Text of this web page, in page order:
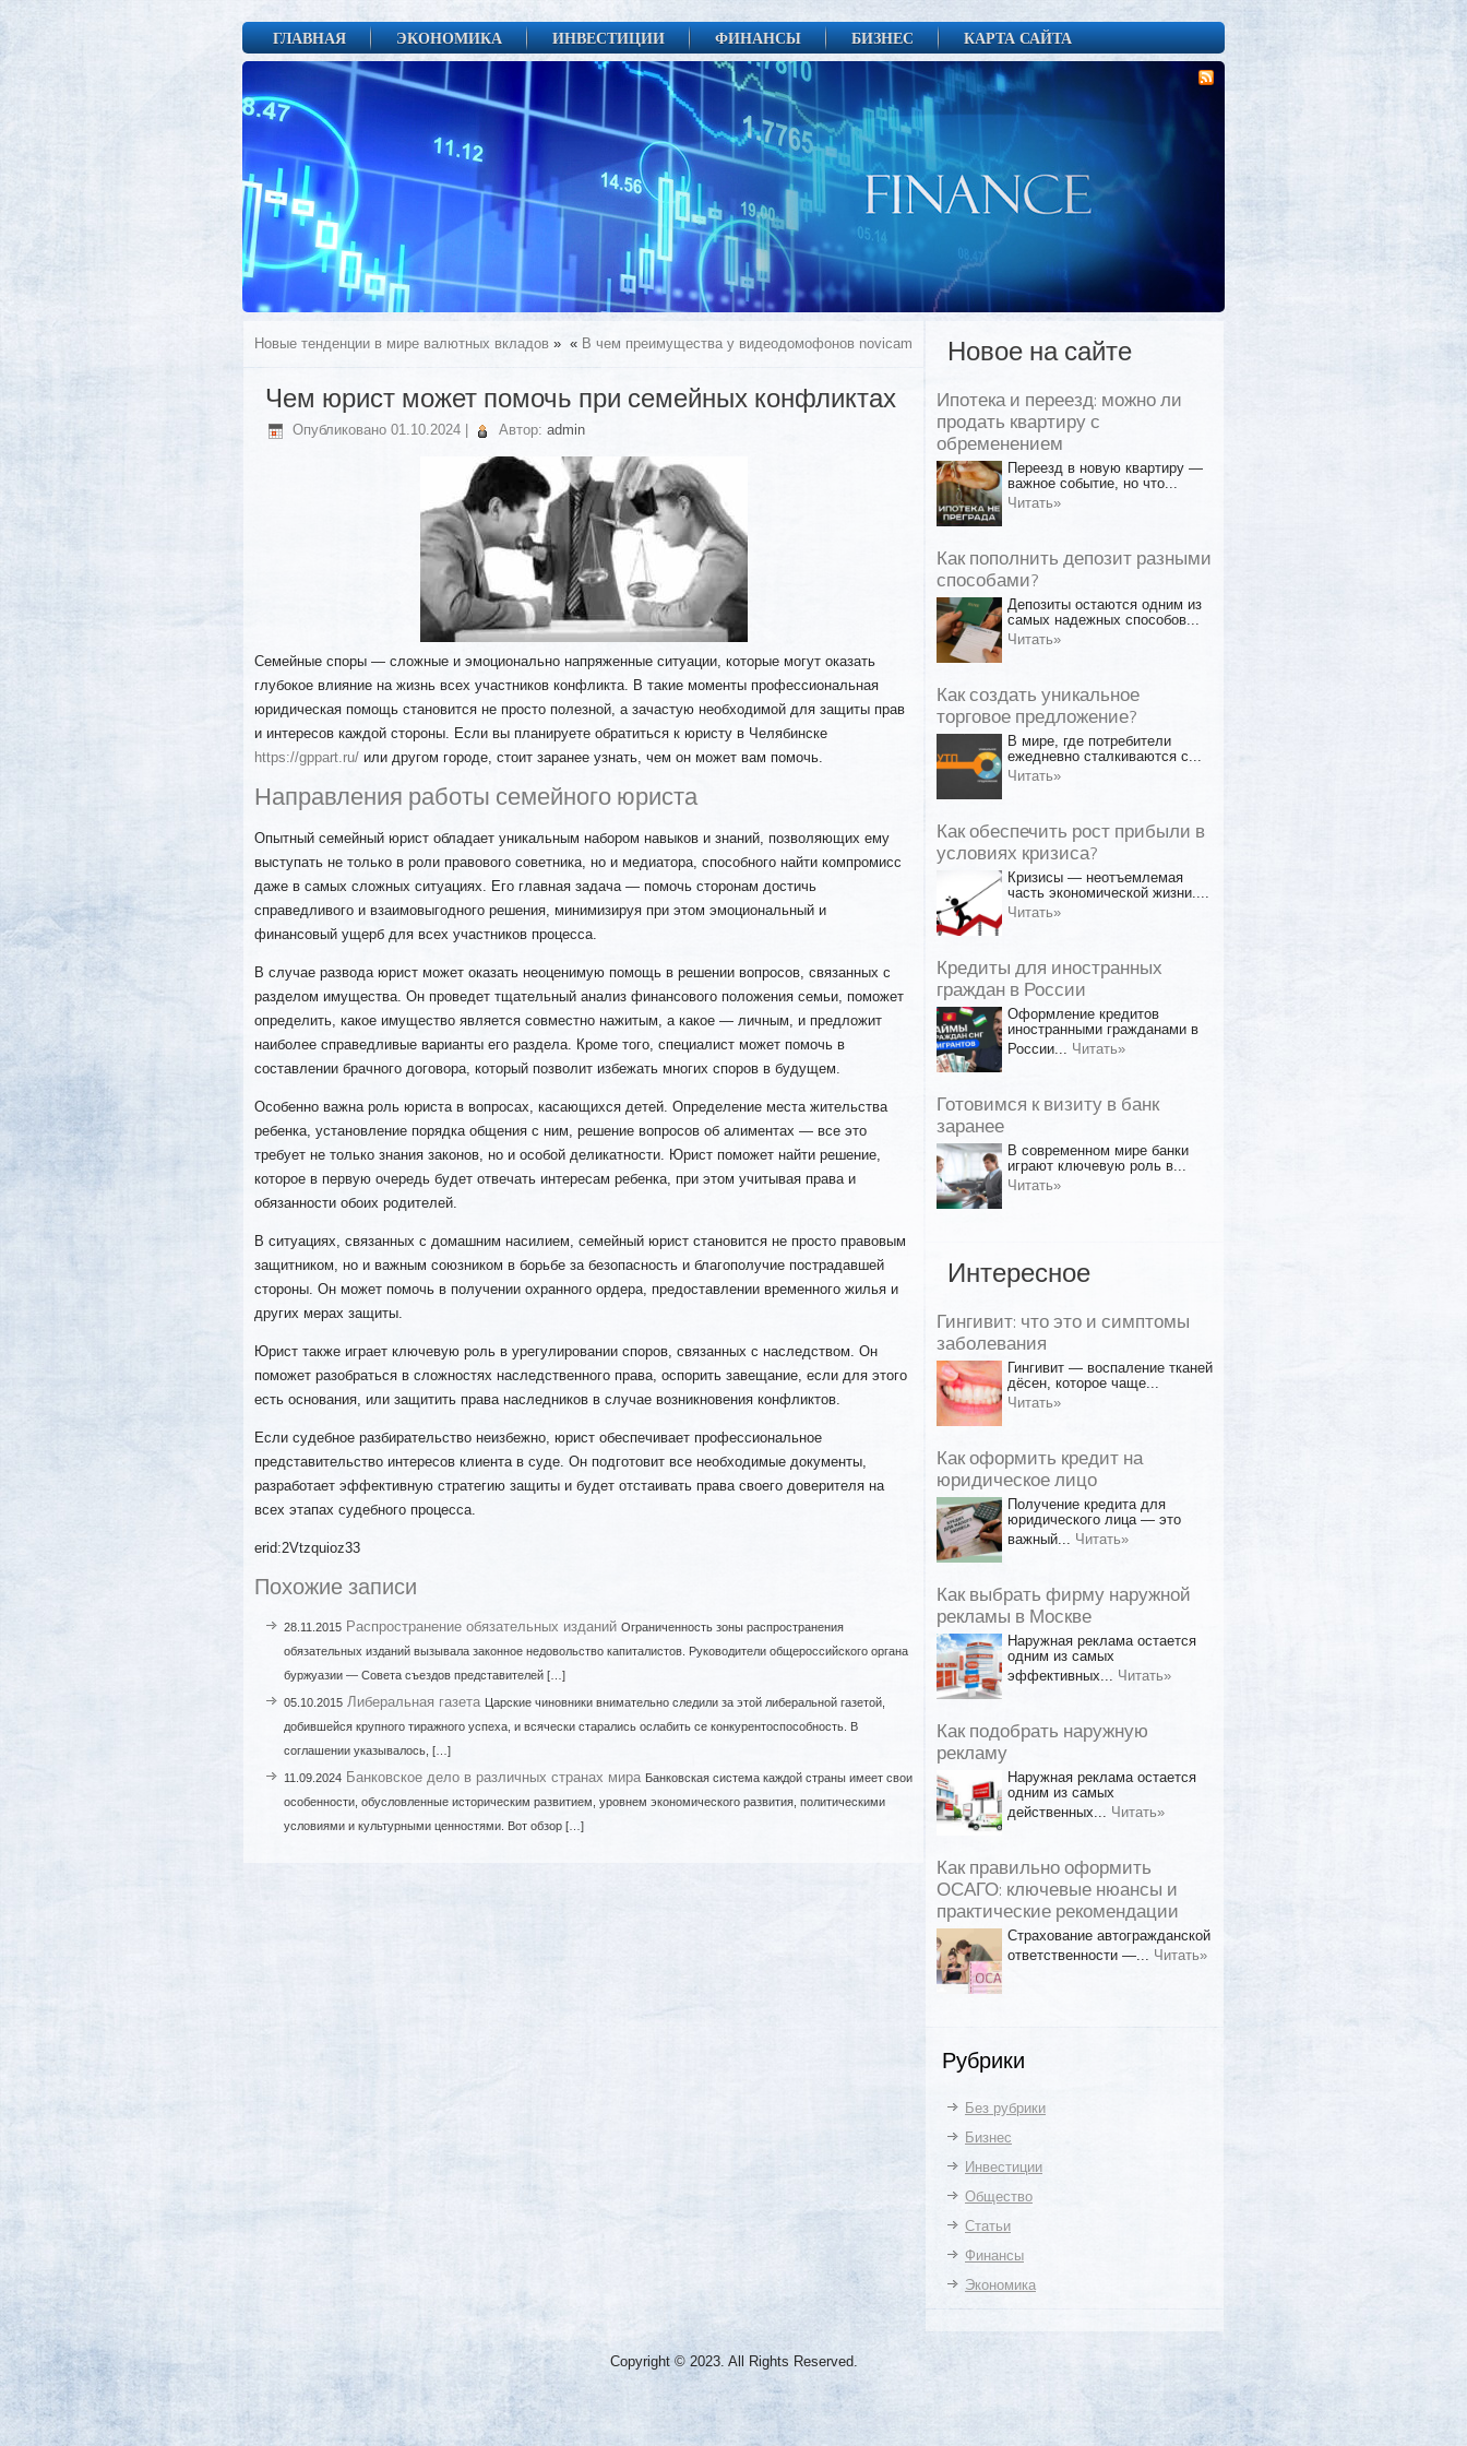
ГЛАВНАЯ ЭКОНОМИКА ИНВЕСТИЦИИ ФИНАНСЫ БИЗНЕС КАРТА САЙТА
Новые тенденции в мире валютных вкладов » « В чем преимущества у видеодомофонов novicam
Чем юрист может помочь при семейных конфликтах
Опубликовано 01.10.2024 Автор: admin
Семейные споры — сложные и эмоционально напряженные ситуации, которые могут оказать
глубокое влияние на жизнь всех участников конфликта. В такие моменты профессиональная
юридическая помощь становится не просто полезной, а зачастую необходимой для защиты прав
и интересов каждой стороны. Если вы планируете обратиться к юристу в Челябинске
https://gppart.ru/ или другом городе, стоит заранее узнать, чем он может вам помочь.
Направления работы семейного юриста
Опытный семейный юрист обладает уникальным набором навыков и знаний, позволяющих ему
выступать не только в роли правового советника, но и медиатора, способного найти компромисс
даже в самых сложных ситуациях. Его главная задача — помочь сторонам достичь
справедливого и взаимовыгодного решения, минимизируя при этом эмоциональный и
финансовый ущерб для всех участников процесса.
В случае развода юрист может оказать неоценимую помощь в решении вопросов, связанных с
разделом имущества. Он проведет тщательный анализ финансового положения семьи, поможет
определить, какое имущество является совместно нажитым, а какое — личным, и предложит
наиболее справедливые варианты его раздела. Кроме того, специалист может помочь в
составлении брачного договора, который позволит избежать многих споров в будущем.
Особенно важна роль юриста в вопросах, касающихся детей. Определение места жительства
ребенка, установление порядка общения с ним, решение вопросов об алиментах — все это
требует не только знания законов, но и особой деликатности. Юрист поможет найти решение,
которое в первую очередь будет отвечать интересам ребенка, при этом учитывая права и
обязанности обоих родителей.
В ситуациях, связанных с домашним насилием, семейный юрист становится не просто правовым
защитником, но и важным союзником в борьбе за безопасность и благополучие пострадавшей
стороны. Он может помочь в получении охранного ордера, предоставлении временного жилья и
других мерах защиты.
Юрист также играет ключевую роль в урегулировании споров, связанных с наследством. Он
поможет разобраться в сложностях наследственного права, оспорить завещание, если для этого
есть основания, или защитить права наследников в случае возникновения конфликтов.
Если судебное разбирательство неизбежно, юрист обеспечивает профессиональное
представительство интересов клиента в суде. Он подготовит все необходимые документы,
разработает эффективную стратегию защиты и будет отстаивать права своего доверителя на
всех этапах судебного процесса.
erid:2Vtzquioz33
Похожие записи
28.11.2015 Распространение обязательных изданий Ограниченность зоны распространения
обязательных изданий вызывала законное недовольство капиталистов. Руководители общероссийского органа
буржуазии — Совета съездов представителей […]
05.10.2015 Либеральная газета Царские чиновники внимательно следили за этой либеральной газетой,
добившейся крупного тиражного успеха, и всячески старались ослабить се конкурентоспособность. В
соглашении указывалось, […]
11.09.2024 Банковское дело в различных странах мира Банковская система каждой страны имеет свои
особенности, обусловленные историческим развитием, уровнем экономического развития, политическими
условиями и культурными ценностями. Вот обзор […]
Новое на сайте
Ипотека и переезд: можно ли
продать квартиру с
обременением
Переезд в новую квартиру —
важное событие, но что...
Читать»
Как пополнить депозит разными
способами?
Депозиты остаются одним из
самых надежных способов...
Читать»
Как создать уникальное
торговое предложение?
В мире, где потребители
ежедневно сталкиваются с...
Читать»
Как обеспечить рост прибыли в
условиях кризиса?
Кризисы — неотъемлемая
часть экономической жизни....
Читать»
Кредиты для иностранных
граждан в России
Оформление кредитов
иностранными гражданами в
России... Читать»
Готовимся к визиту в банк
заранее
В современном мире банки
играют ключевую роль в...
Читать»
Интересное
Гингивит: что это и симптомы
заболевания
Гингивит — воспаление тканей
дёсен, которое чаще...
Читать»
Как оформить кредит на
юридическое лицо
Получение кредита для
юридического лица — это
важный... Читать»
Как выбрать фирму наружной
рекламы в Москве
Наружная реклама остается
одним из самых
эффективных... Читать»
Как подобрать наружную
рекламу
Наружная реклама остается
одним из самых
действенных... Читать»
Как правильно оформить
ОСАГО: ключевые нюансы и
практические рекомендации
Страхование автогражданской
ответственности —... Читать»
Рубрики
Без рубрики
Бизнес
Инвестиции
Общество
Статьи
Финансы
Экономика
Copyright © 2023. All Rights Reserved.